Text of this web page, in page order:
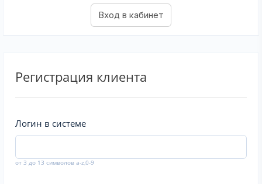
Регистрация клиента
Логин в системе
от 3 до 13 символов a-z,0-9